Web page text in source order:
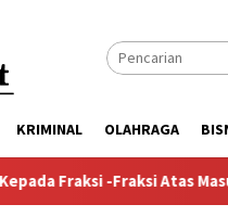
KRIMINAL OLAHRAGA
Atas Masukan Dan Saran